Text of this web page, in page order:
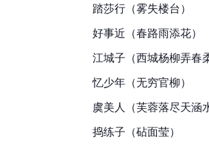
踏莎行（雾失楼台）
好事近（春路雨添花）
江城子（西城杨柳弄春
忆少年（无穷官柳）
虞美人（芙蓉落尽天涵
捣练子（砧面莹）